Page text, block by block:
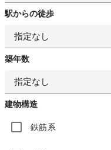
駅からの徒歩
指定なし
築年数
指定なし
建物構造
鉄筋系